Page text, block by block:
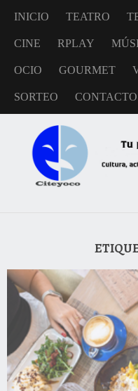
INICIO TEATRO
CINE RPLAY
OCIO GOURMET
SORTEO CONTACTO